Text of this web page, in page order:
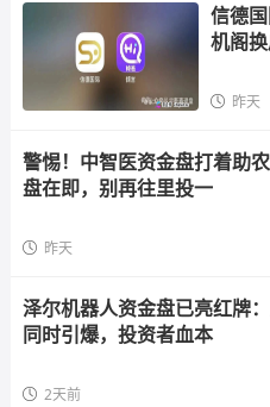
信德
机阁
昨天
警惕！中智医资金盘打着助
盘在即，别再往里投一
昨天
泽尔机器人资金盘已亮红牌
同时引爆，投资者血本
2天前